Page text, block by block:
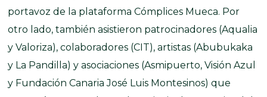
portavoz de la plataforma Cómplices Mueca. Por
otro lado, también asistieron patrocinadores (Aqualia
y Valoriza), colaboradores (CIT), artistas (Abubukaka
y La Pandilla) y asociaciones (Asmipuerto, Visión Azul
y Fundación Canaria José Luis Montesinos) que